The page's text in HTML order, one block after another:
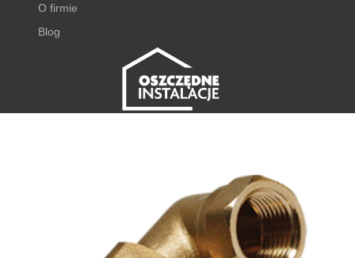
O firmie
Blog
62-050 Mosina
+48 798 768 768 ⌂ godz. 8:00 - 16:00 ⌂
sklep@oszczedneinstalacje.pl
DODAJ DO KOSZYKA